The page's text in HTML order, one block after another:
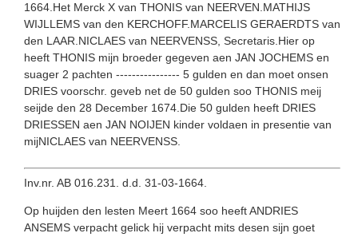
1664.Het Merck X van THONIS van NEERVEN.MATHIJS
WIJLLEMS van den KERCHOFF.MARCELIS GERAERDTS van
den LAAR.NICLAES van NEERVENSS, Secretaris.Hier op
heeft THONIS mijn broeder gegeven aen JAN JOCHEMS en
suager 2 pachten ---------------- 5 gulden en dan moet onsen
DRIES voorschr. geveb net de 50 gulden soo THONIS meij
seijde den 28 December 1674.Die 50 gulden heeft DRIES
DRIESSEN aen JAN NOIJEN kinder voldaen in presentie van
mijNICLAES van NEERVENSS.
Inv.nr. AB 016.231. d.d. 31-03-1664.
Op huijden den lesten Meert 1664 soo heeft ANDRIES
ANSEMS verpacht gelick hij verpacht mits desen sijn goet